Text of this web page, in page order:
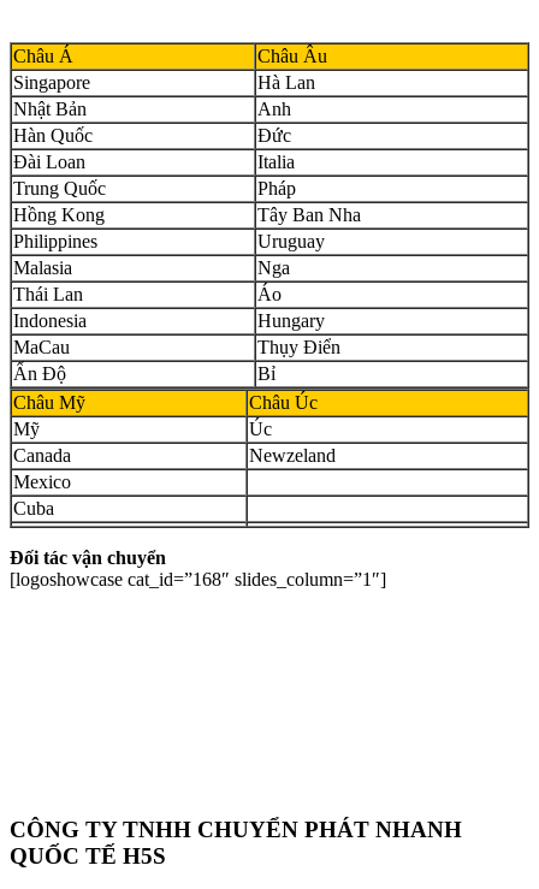
Châu Á
Châu Âu
Singapore
Hà Lan
Nhật Bản
Anh
Hàn Quốc
Đức
Đài Loan
Italia
Trung Quốc
Pháp
Hồng Kong
Tây Ban Nha
Philippines
Uruguay
Malasia
Nga
Thái Lan
Áo
Indonesia
Hungary
MaCau
Thụy Điển
Ấn Độ
Bỉ
Châu Mỹ
Châu Úc
Mỹ
Úc
Canada
Newzeland
Mexico
Cuba
Đối tác vận chuyển
[logoshowcase cat_id=”168″ slides_column=”1″]
CÔNG TY TNHH CHUYỂN PHÁT NHANH
QUỐC TẾ H5S